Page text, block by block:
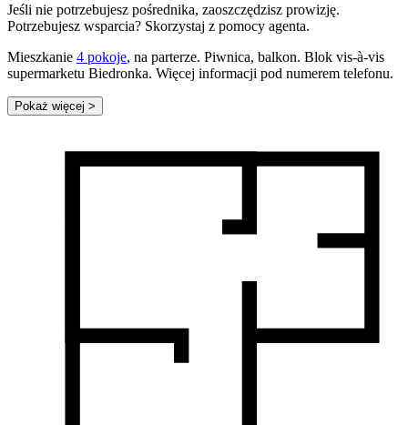
Jeśli nie potrzebujesz pośrednika, zaoszczędzisz prowizję.
Potrzebujesz wsparcia? Skorzystaj z pomocy agenta.
Mieszkanie 4 pokoje, na parterze. Piwnica, balkon. Blok vis-à-vis
supermarketu Biedronka. Więcej informacji pod numerem telefonu.
Pokaż więcej >